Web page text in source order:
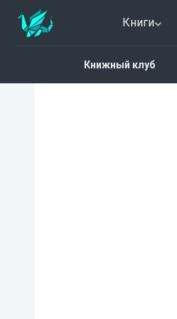
Книги
Книжный клуб
Нет оценок